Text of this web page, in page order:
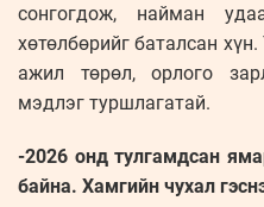
сонгогдож, найман
хөтөлбөрийг баталсан
ажил төрөл, орлого
мэдлэг туршлагатай.
-2026 онд тулгамдсан
байна. Хамгийн чухал